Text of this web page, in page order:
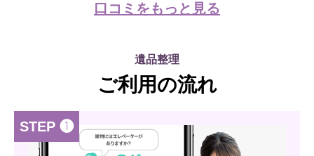
口コミをもっと見る
遺品整理
ご利用の流れ
STEP ❶